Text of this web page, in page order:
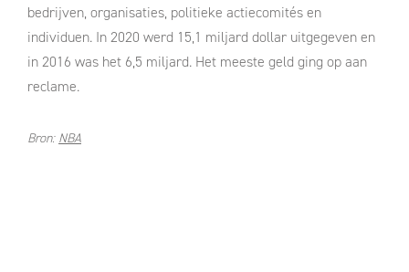
bedrijven, organisaties, politieke actiecomités en
individuen. In 2020 werd 15,1 miljard dollar uitgegeven en
in 2016 was het 6,5 miljard. Het meeste geld ging op aan
reclame.
Bron: NBA